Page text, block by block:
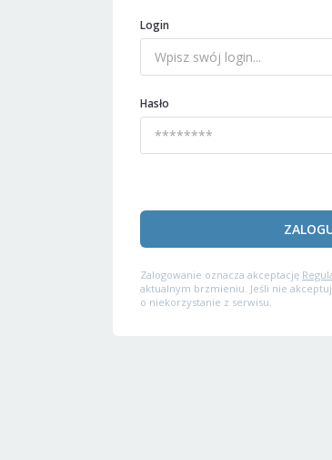
Login
Hasło
Zalogowanie oznacza akceptację
aktualnym brzmieniu. Jeśli nie
o niekorzystanie z serwisu.